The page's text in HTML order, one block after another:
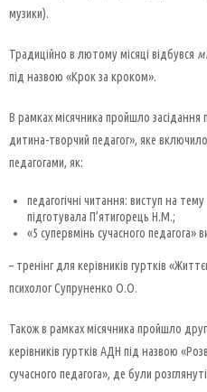
музики).
Традиційно в лютому місяці відбувся
під назвою «Крок за кроком».
В рамках місячника пройшло засідання
дитина-творчий педагог», яке
педагогами, як:
педагогічні читання: виступ на
підготувала П’ятигорець Н.М.;
«5 супервмінь сучасного педагога»
– тренінг для керівників гуртків
психолог Супруненко О.О.
Також в рамках місячника пройшло
керівників гуртків АДН під назвою
сучасного педагога», де були